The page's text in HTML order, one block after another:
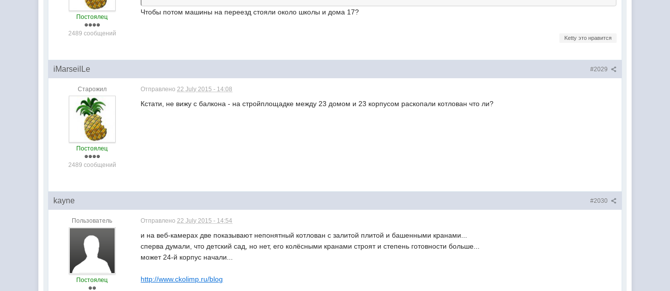
Постоялец
2489 сообщений
Чтобы потом машины на переезд стояли около школы и дома 17?
Ketty это нравится
#2029
iMarseilLe
Старожил
Постоялец
2489 сообщений
Отправлено22 July 2015 - 14:08
Кстати, не вижу с балкона - на стройплощадке между 23 домом и 23 корпусом раскопали котлован что ли?
#2030
kayne
Пользователь
Постоялец
Отправлено22 July 2015 - 14:54
и на веб-камерах две показывают непонятный котлован с залитой плитой и башенными кранами...
сперва думали, что детский сад, но нет, его колёсными кранами строят и степень готовности больше...
может 24-й корпус начали...
http://www.ckolimp.ru/blog